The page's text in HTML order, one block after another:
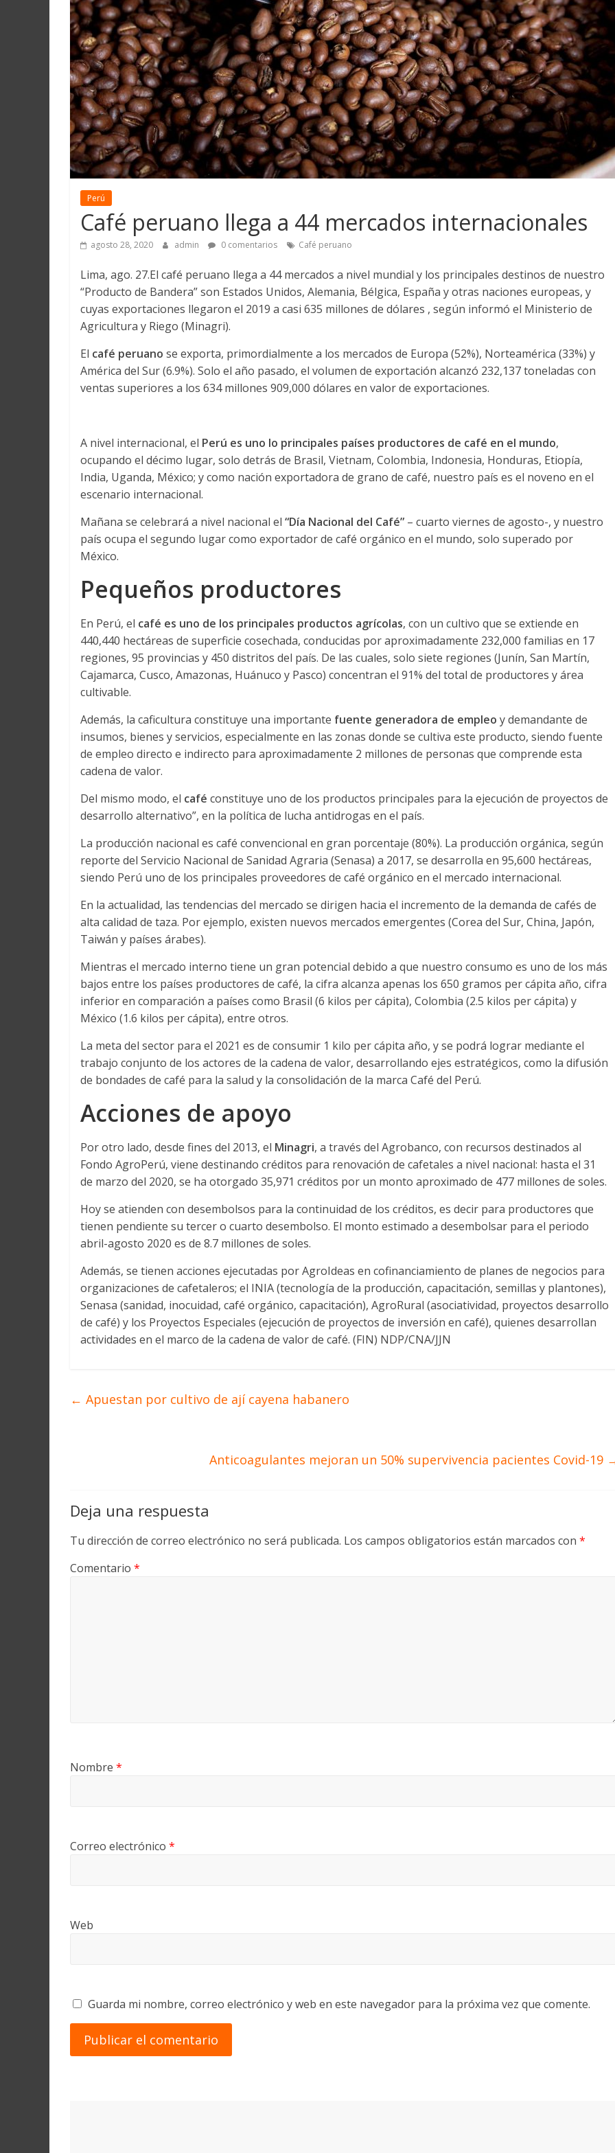
Martín
y
Loreto
Perú
Café peruano llega a 44 mercados internacionales
agosto 28, 2020 admin 0 comentarios Café peruano
Lima, ago. 27.El café peruano llega a 44 mercados a nivel mundial y los principales destinos de nuestro
“Producto de Bandera” son Estados Unidos, Alemania, Bélgica, España y otras naciones europeas, y
cuyas exportaciones llegaron el 2019 a casi 635 millones de dólares , según informó el Ministerio de
Agricultura y Riego (Minagri).
El café peruano se exporta, primordialmente a los mercados de Europa (52%), Norteamérica (33%) y
América del Sur (6.9%). Solo el año pasado, el volumen de exportación alcanzó 232,137 toneladas con
ventas superiores a los 634 millones 909,000 dólares en valor de exportaciones.
A nivel internacional, el Perú es uno lo principales países productores de café en el mundo,
ocupando el décimo lugar, solo detrás de Brasil, Vietnam, Colombia, Indonesia, Honduras, Etiopía,
India, Uganda, México; y como nación exportadora de grano de café, nuestro país es el noveno en el
escenario internacional.
Mañana se celebrará a nivel nacional el “Día Nacional del Café” – cuarto viernes de agosto-, y nuestro
país ocupa el segundo lugar como exportador de café orgánico en el mundo, solo superado por
México.
Pequeños productores
En Perú, el café es uno de los principales productos agrícolas, con un cultivo que se extiende en
440,440 hectáreas de superficie cosechada, conducidas por aproximadamente 232,000 familias en 17
regiones, 95 provincias y 450 distritos del país. De las cuales, solo siete regiones (Junín, San Martín,
Cajamarca, Cusco, Amazonas, Huánuco y Pasco) concentran el 91% del total de productores y área
cultivable.
Además, la caficultura constituye una importante fuente generadora de empleo y demandante de
insumos, bienes y servicios, especialmente en las zonas donde se cultiva este producto, siendo fuente
de empleo directo e indirecto para aproximadamente 2 millones de personas que comprende esta
cadena de valor.
Del mismo modo, el café constituye uno de los productos principales para la ejecución de proyectos de
desarrollo alternativo”, en la política de lucha antidrogas en el país.
La producción nacional es café convencional en gran porcentaje (80%). La producción orgánica, según
reporte del Servicio Nacional de Sanidad Agraria (Senasa) a 2017, se desarrolla en 95,600 hectáreas,
siendo Perú uno de los principales proveedores de café orgánico en el mercado internacional.
En la actualidad, las tendencias del mercado se dirigen hacia el incremento de la demanda de cafés de
alta calidad de taza. Por ejemplo, existen nuevos mercados emergentes (Corea del Sur, China, Japón,
Taiwán y países árabes).
Mientras el mercado interno tiene un gran potencial debido a que nuestro consumo es uno de los más
bajos entre los países productores de café, la cifra alcanza apenas los 650 gramos per cápita año, cifra
inferior en comparación a países como Brasil (6 kilos per cápita), Colombia (2.5 kilos per cápita) y
México (1.6 kilos per cápita), entre otros.
La meta del sector para el 2021 es de consumir 1 kilo per cápita año, y se podrá lograr mediante el
trabajo conjunto de los actores de la cadena de valor, desarrollando ejes estratégicos, como la difusión
de bondades de café para la salud y la consolidación de la marca Café del Perú.
Acciones de apoyo
Por otro lado, desde fines del 2013, el Minagri, a través del Agrobanco, con recursos destinados al
Fondo AgroPerú, viene destinando créditos para renovación de cafetales a nivel nacional: hasta el 31
de marzo del 2020, se ha otorgado 35,971 créditos por un monto aproximado de 477 millones de soles.
Hoy se atienden con desembolsos para la continuidad de los créditos, es decir para productores que
tienen pendiente su tercer o cuarto desembolso. El monto estimado a desembolsar para el periodo
abril-agosto 2020 es de 8.7 millones de soles.
Además, se tienen acciones ejecutadas por AgroIdeas en cofinanciamiento de planes de negocios para
organizaciones de cafetaleros; el INIA (tecnología de la producción, capacitación, semillas y plantones),
Senasa (sanidad, inocuidad, café orgánico, capacitación), AgroRural (asociatividad, proyectos desarrollo
de café) y los Proyectos Especiales (ejecución de proyectos de inversión en café), quienes desarrollan
actividades en el marco de la cadena de valor de café. (FIN) NDP/CNA/JJN
← Apuestan por cultivo de ají cayena habanero
Anticoagulantes mejoran un 50% supervivencia pacientes Covid-19
Deja una respuesta
Tu dirección de correo electrónico no será publicada. Los campos obligatorios están marcados con *
Comentario *
Nombre *
Correo electrónico *
Web
Guarda mi nombre, correo electrónico y web en este navegador para la próxima vez que comente.